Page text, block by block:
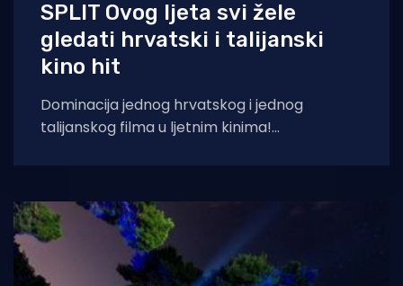
SPLIT Ovog ljeta svi žele
gledati hrvatski i talijanski
kino hit
Dominacija jednog hrvatskog i jednog
talijanskog filma u ljetnim kinima!